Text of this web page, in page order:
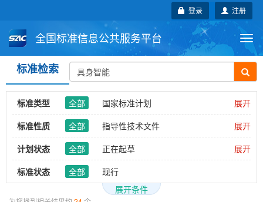
注册
登录
全国标准信息公共服务平台
国家标准
团体标准 企业标准
国外标准 技术委员会
标准检索
标准类型 全部
国家标准计划
行业标准
展开
标准性质
全部
指导性技术文件
推荐性
展开
计划状态
全部
正在起草
正在审查
展开
标准状态
全部
现行
YD 通信
展开条件